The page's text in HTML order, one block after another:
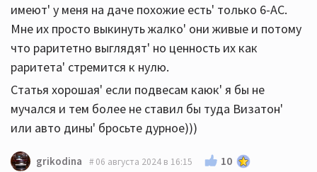
имеют' у меня на даче похожие есть' только 6-АС.
Мне их просто выкинуть жалко' они живые и потому
что раритетно выглядят' но ценность их как
раритета' стремится к нулю.
Статья хорошая' если подвесам каюк' я бы не
мучался и тем более не ставил бы туда Визатон'
или авто дины' бросьте дурное)))
grikodina 06 августа 2024 в 16:15 10